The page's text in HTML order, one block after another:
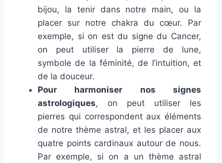
bijou, la tenir dans notre main, ou la
placer sur notre chakra du cœur. Par
exemple, si on est du signe du Cancer,
on peut utiliser la pierre de lune,
symbole de la féminité, de l’intuition, et
de la douceur.
Pour harmoniser nos signes
astrologiques, on peut utiliser les
pierres qui correspondent aux éléments
de notre thème astral, et les placer aux
quatre points cardinaux autour de nous.
Par exemple, si on a un thème astral